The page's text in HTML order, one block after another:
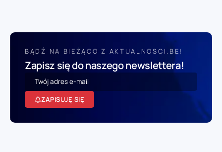
BĄDŹ NA BIEŻĄCO Z AKTUALNOSCI.BE!
Zapisz się do naszego newslettera!
ZAPISUJĘ SIĘ